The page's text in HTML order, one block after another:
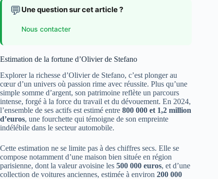
💬 Une question sur cet article ?
Nous contacter
Estimation de la fortune d’Olivier de Stefano
Explorer la richesse d’Olivier de Stefano, c’est plonger au
cœur d’un univers où passion rime avec réussite. Plus qu’une
simple somme d’argent, son patrimoine reflète un parcours
intense, forgé à la force du travail et du dévouement. En 2024,
l’ensemble de ses actifs est estimé entre 800 000 et 1,2 million
d’euros, une fourchette qui témoigne de son empreinte
indélébile dans le secteur automobile.
Cette estimation ne se limite pas à des chiffres secs. Elle se
compose notamment d’une maison bien située en région
parisienne, dont la valeur avoisine les 500 000 euros, et d’une
collection de voitures anciennes, estimée à environ 200 000